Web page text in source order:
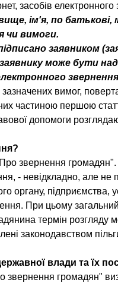
засобів
ім'я, по
чи вимоги.
заявником
може бути
вимог,
частиною першою
допомоги
звернення
- невідкладно, але
органу, підприємства,
При цьому
термін розгляду
законодавством
влади та їх
громадян"